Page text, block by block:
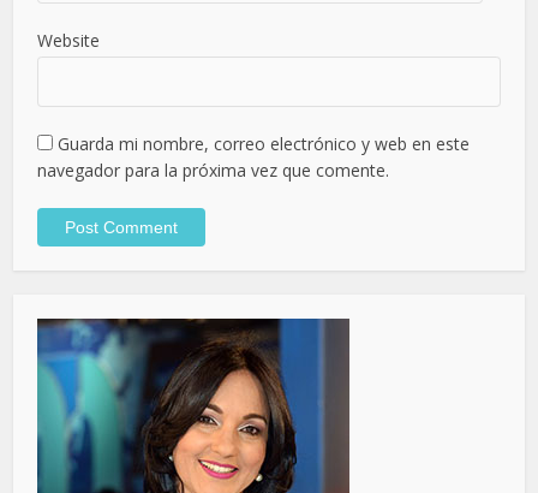
Website
Guarda mi nombre, correo electrónico y web en este
navegador para la próxima vez que comente.